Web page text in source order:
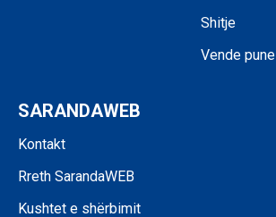
Shitje
Vende pune
SARANDAWEB
Kontakt
Rreth SarandaWEB
Kushtet e shërbimit